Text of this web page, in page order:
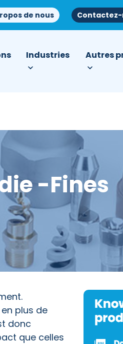
de nous
Industries Autres
-Fines
plus de
donc
que celles